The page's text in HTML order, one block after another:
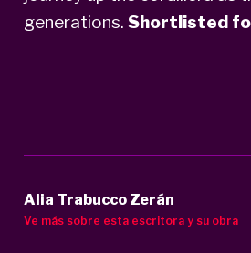
generations. Shortlisted
Alia Trabucco Zerán
Ve más sobre esta escritora y su obra